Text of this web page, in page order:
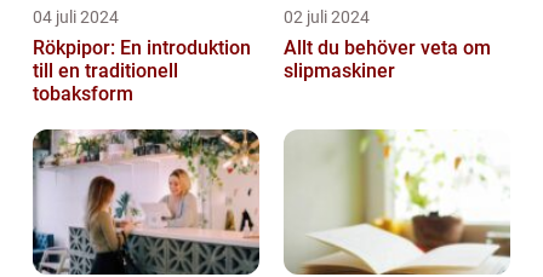
04 juli 2024
Rökpipor: En introduktion
till en traditionell
tobaksform
02 juli 2024
Allt du behöver veta om
slipmaskiner